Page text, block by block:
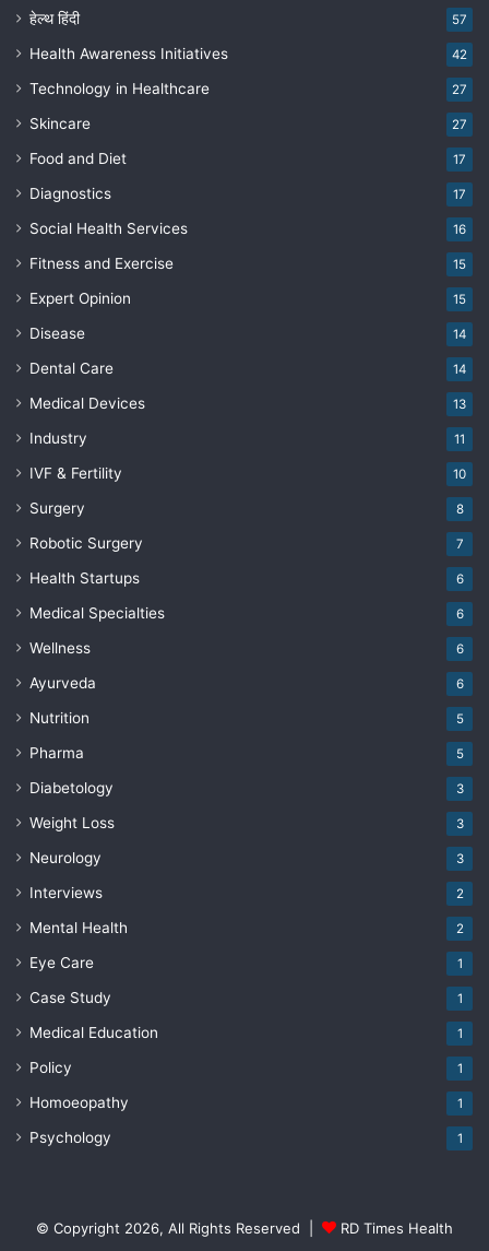
हेल्थ हिंदी 57
Health Awareness Initiatives 42
Technology in Healthcare 27
Skincare 27
Food and Diet 17
Diagnostics 17
Social Health Services 16
Fitness and Exercise 15
Expert Opinion 15
Disease 14
Dental Care 14
Medical Devices 13
Industry 11
IVF & Fertility 10
Surgery 8
Robotic Surgery 7
Health Startups 6
Medical Specialties 6
Wellness 6
Ayurveda 6
Nutrition 5
Pharma 5
Diabetology 3
Weight Loss 3
Neurology 3
Interviews 2
Mental Health 2
Eye Care 1
Case Study 1
Medical Education 1
Policy 1
Homoeopathy 1
Psychology 1
© Copyright 2026, All Rights Reserved | RD Times Health